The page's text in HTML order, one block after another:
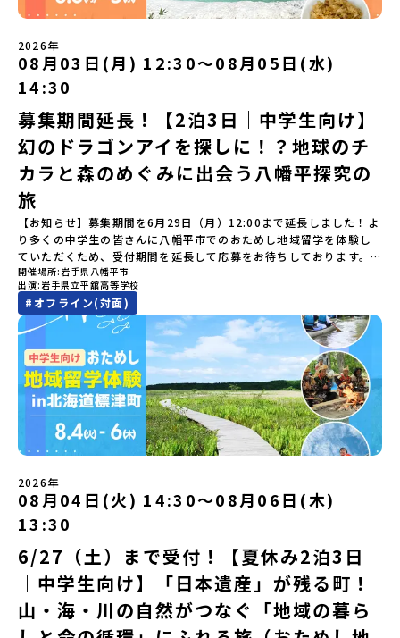
料・20日目-8日目：20％・7日目-2日目：30％・プログラム開始日
加またはプログラム開始後の解除：100％・催行中止について天候な
どの状況等によって開催を見合わせる可能性があります。その場合
は原則、開催日1週間前までにご連絡いたします。又、最少催行人数
に達しなかった場合は、開催日3週間前までに催行中止の旨をメール
にてご連絡いたします。・よくあるご質問その他、よくあるご質問
についてはこちらをご確認ください。運営団体について＜プログラ
ム主催：一般財団法人地域・教育魅力化プラットフォーム＞「意志
ある若者にあふれる持続可能な地域・社会をつくる」というビジョ
ンを掲げ、2017年3月に島根県に設立した教育事業団体です。日本
全国約200の高校と連携しながら、中学卒業後に地域の枠を越えて生
徒一人ひとりの夢や価値観に合った地域・学校で1〜3年間過ごすこ
とができるシステム「地域みらい留学」をはじめとした、教育事業
や地域活性モデルをつくり続けています。名 称：一般財団法人地
域・教育魅力化プラットフォーム設 立：2017年3月代表者：岩本
悠所在地：〒690-0842 島根県松江市東本町二丁目25-6 みらい
BASE2階 その他所在地公式HP：http://c-platform.or.jp/お問い
合わせ先担当：小川・小原E-mail：info@miratabi.jp「おためし
地域留学体験」のプログラム開催情報を公式LINEにて配信中！ぜひ
ご登録ください♪地域みらい留学公式LINE
ライン配信を行います。知りたい情報のレベルに合わせて、以下の2
つのステップをご活用ください。【STEP 1】全体オンライン説明会
（アーカイブ動画を公開中！）〜まずは「おためし地域留学」を知
りたい方へ〜日本全国20以上の地域から選んで参加できる「おため
し地域留学」の魅力を凝縮したアーカイブ動画をご覧いただけま
す。初めての一人旅への不安や、事務局のサポート体制、安全面に
る]YouTube：https://youtu.be/Yt8nd04aNgA?
si=e5erbspvwz5O8_uF【STEP 2】平取町プログラム説明会〜
「平取町」の内容を具体的に深掘りしたい方へ〜全体説明を聞いた
うえで、「平取町では具体的に何をするの？」「どんな町なの？」
という疑問にお答えする説明会です。平取町ならではの豊かな文化
や、2泊3日のプログラムの中身をたっぷりとお伝えします。日
時： 5月7日(木) 19：00〜19：40内 容： 平取町ってどんなとこ
ろ？、プログラム詳細解説、質疑応答お申し込み：https://c-
mirai.jp/events/002112どちらの説明会でも、お気軽にどうぞ！
「はじめての一人旅だけど大丈夫？」「どんな体験ができるの？」
そんな保護者様の不安や、中学生のみなさんの素朴な疑問にスタッ
フが直接お答えします。チャットでの質問も可能ですので、ぜひご
自宅からリラックスしてご参加ください。▼お申し込み前に必ずご
確認ください・参加規約への同意プログラムへの参加申し込みいた
だく前に、「お申し込みに関する各規約」への同意が必須となりま
す。ご確認ください。・抽選による参加者決定についてお申込みい
ただいた方の中から抽選の上、締め切り日から1週間を目途に、お申
し込み時に記入いただいたメールアドレス宛に「当選／落選メー
ル」をお送りいたします。当選者は、メールに記載された「当選確
認フォーム」に３日以内に回答いただき、確認フォームの提出をも
にご回答いただけない場合は、当選を取り消しとさせていただきま
す。当選取り消しがあった場合は、繰り上げ当選者へご連絡させて
いただきます。登録メールアドレスの変更をご希望の場合は下記の
地域みらい留学公式LINEよりご連絡をお願いします。※受信制限設
定をしていると、通知メールをお受け取りいただけません。その場
合は、「@miratabi.jp」からのメールを受信できるよう設定をお願
いいたします。※結果に関する個別のお問合せにはお答えしており
ませんので、ご了承ください。・お申し込みについてお申込はお一
人様1回限りです。PC・スマートフォンからお申込ください。申込
後の内容変更はできません。お申込時は、メールアドレスの入力間
「大樹町の自然を満喫」 -先人の知恵と夢を体験「砂金堀」 -川
樹高校見学・寮見学」 -大樹高校の特徴を知る学校体験 -高校生
との対話「大樹町の魅力を体験①」 -大樹町ならではのランチ＆ス
イーツ（PM）「大樹町の魅力を体験②」 -大樹町宇宙交流センタ
ーSORA見学 -モデルロケットを飛ばしてみよう！「みんなで
BBQ」 -さらに仲間や地元の高校生、町の大人たちと交流＜3日目
＞（AM）「3日間の振り返りワーク」 -みんなで振り返り対話「牧
場の舞台裏。フィールドワーク」 -牧場見学・搾乳体験・動物と触
れ合おう「ランチ/お土産タイム」（PM） 14：00頃プログラム終
了-とかち帯広空港には15：00頃に到着予定です。※天候の状況や参
加人数によってプログラムを変更する場合がございます。参加概要
【開催場所】北海道大樹町（たいきちょう）【実施日程】7月28日
(火)〜 7月30日(木)※参加が確定した方には6月19日(金) 18：30～
20：00に「参加者向け事前オンライン研修」をご案内する予定で
す。必ず参加をお願いします。【集合場所・時間】7月28日(火)
13：00 とかち帯広空港※13：00までにとかち帯広空港に到着する
便で手配ください。【解散場所・時間】7月30日(木) 15：00頃 とか
ち帯広空港※16：00以降にとかち帯広空港を出発する便で手配くだ
さい。【対象】中学2年生、中学3年生【宿泊先】大樹町ワーキング
ステイ住宅※1室に複数(同性2～4名程度)で宿泊いただく予定です。
【旅行代金】無料※旅行代金に含まれる費用のうち、以下の内容が
無料となります：・宿泊費（2泊分）・プログラム内のアクティビテ
ィ・体験費用・一部の食事代*以下の費用は参加者のご負担となりま
す・集合場所までの往復交通費・お土産代や自由時間の個人飲食費
などの個人的費用【募集人数】最大10名（お申し込み多数の場合は
抽選の上決定）【参加者決定】お申し込み多数の場合は、締め切り
間】申込期間が延長になりました！5月7日(木)12：00 から 6月4日
(木) 12：00まで疑問も不安もワクワクに変える！「おためし地域留
学」ステップアップ説明会プログラムの内容を詳しく知りたい方
や、お申し込みを迷われている方向けにZoomでのオンライン配信
を行います。知りたい情報のレベルに合わせて、以下の2つのステッ
プをご活用ください。【STEP 1】全体オンライン説明会（アーカイ
ブ動画を公開中！）〜まずは「おためし地域留学」を知りたい方
へ〜日本全国20以上の地域から選んで参加できる「おためし地域留
学」の全体像や魅力について、説明会を開催しました。中学生一人
ために築いた「出水麓（いずみふもと）武家屋敷群」。今も残る約
150軒のお屋敷のほとんどに、今も人が住んでいます。400年前の武
士が歩いた道を、自分の足で歩く。まるで、まち全体がタイムカプ
セル。真っ青な海へダイブ！目の前に広がる八代海（やつしろか
い）は穏やかなリアス式海岸。海に沈む夕日は一生に一度は見てお
きたい景色です。出水工業高校は、「建築科」と「機械電気科」の2
つの学科。金属加工、電気工作、建物のデザインにチャレンジでき
る環境。「高校生ものづくりコンテスト」の木材加工部門で九州大
会2位に輝くなど、先輩たちの実力はホンモノ！この旅では自分の手
でモノをつくる時間を体験。金属を削ったり、電気を組んだり、木
で形をつくったり。プロの機械にさわれる高校で&quot;自分の手
&quot;でモノづくりにチャレンジ。夜には自分だけの「竹灯籠（た
けとうろう）」を作って灯りをともします。真っ青な海に思いっき
りダイブしたり、全国から集まった仲間や地元の高校生、地域の方
たちとワイワイBBQや夕ごはんづくりは一生の思い出になるはず！
ちょっとドキドキするけど、楽しい！に出会う3日間。熱気あふれる
出水市の冒険に飛び込んでみませんか？体験のおすすめポイント体
験プログラム内容（予定）＜1日目＞（PM）「オリエンテーショ
ン・自己紹介ワーク」「みんなで海遊び！」 -心をほぐして、出水
に飛び込む！海を満喫しよう！「みんなで夕食」「1日目の振り返り
会」＜2日目＞（AM）「出水工業高校のオープンスクールに参
加」 -高校見学 -授業体験（PM）「学校のことを深く知る・もの
づくりにチャレンジ！」 -各学科を実際に体験する -ものづくり
にチャレンジ -竹灯籠づくりを創って灯りをともす「みんなで
BBQ」「2日目の振り返り会」＜3日目＞（AM）「3日間の振り返り
ワーク」 -みんなで振り返り対話（PM） 13:00頃 解散（出水駅）
※天候の状況や参加人数によってプログラムを変更する場合がござ
（月）〜 8月5日（水）※参加が確定した方には7月7日(火) 18:30-
20:00に「参加者向け事前オンライン会」をご案内する予定です。必
ず参加をお願いします。【集合場所・時間】出水駅 8月3日(月)
13:30 集合【解散場所・時間】出水駅 8月5日(水) 12:00 解散【対
象】中学生2～3年生【宿泊先】現在調整中※1室に複数名(同性)で宿
泊いただく予定です。【旅行代金】無料※旅行代金に含まれる費用
のうち、以下の内容が無料となります：・宿泊費（2泊分）・プログ
ラム内のアクティビティ・体験費用・一部の食事代*以下の費用は参
加者のご負担となります・集合場所までの往復交通費・お土産代や
自由時間の個人飲食費などの個人的費用【募集人数】最大10名（お
2026年
08月03日(月) 12:30〜08月05日(水)
14:30
募集期間延長！【2泊3日｜中学生向け】
幻のドラゴンアイを探しに！？地球のチ
カラと森のめぐみに出会う八幡平探究の
旅
【お知らせ】募集期間を6月29日（月）12:00まで延長しました！よ
り多くの中学生の皆さんに八幡平市でのおためし地域留学を体験し
ていただくため、受付期間を延長して応募をお待ちしております。
「申し込みのタイミングを逃してしまった」という方も、この機会
にぜひ一歩踏み出してみませんか？※都合により締め切りを早める
場合がございます。お早目にご応募ください！＜体験費・宿泊費が
無料＞緑があふれる大自然の町へ！世界でここでしかできない「自
然×アートの融合体験」や「自然クラフト」を楽しんでみません
か？「大自然や文化体験が好き！興味がある！」「その地域にしか
ない郷土料理を味わってみたい！」「地元以外の暮らしや文化が気
になる。いつか留学してみたい！」そんな中学生のみなさんにおす
すめ！「おためし地域留学体験」は、日本全国約200の高校と連携し
ながら地域の枠を超えて学校生活を送ることができる「地域みらい
留学」をプチ体験できるプログラムです。はじめてでも安心！現地
ではスタッフがしっかりとサポートいたします。今回のフィールド
は「岩手県八幡平市（はちまんたいし）」岩手県八幡平市（はちま
んたいし）は北西部にあり、秋田県との県境にある自然豊かな町で
す。町の約83％は「森林」！標高1,000mを超える山岳地帯や高原
もあり緑が豊かな大自然を感じることができ、新緑、山菜の春、花
の夏、紅葉の秋、スキーや樹氷の冬と四季ごとに美しい景色を見る
ことのできるユニークな町です。「十和田八幡平（とわだはちまん
たい）国立公園」では登山やトレッキング、「安比高原（あっぴこ
うげん）スキー場」は日本国内最大級のスキーリゾートとして有名
で、一年中自然アクティビティを楽しむことができます！そして八
幡平市にある「松川地熱発電所」は、日本で初めて「地球のチカラ
開催場所 岩手県八幡平市
出演 岩手県立平舘高等学校
#オフライン(対面)
2026年
08月04日(火) 14:30〜08月06日(木)
13:30
6/27（土）まで受付！【夏休み2泊3日
｜中学生向け】「日本遺産」が残る町！
山・海・川の自然がつなぐ「地域の暮ら